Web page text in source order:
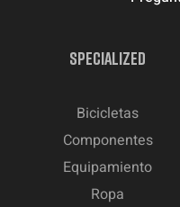
SPECIALIZED
Bicicletas
Componentes
Equipamiento
Ropa